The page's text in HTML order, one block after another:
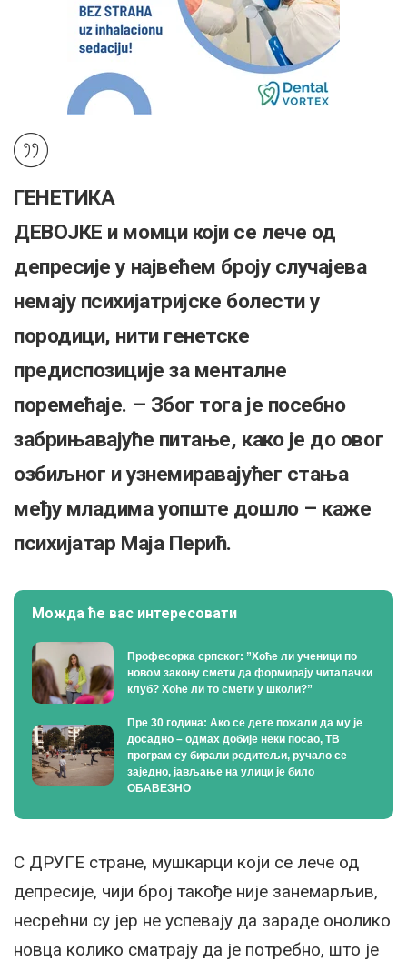
ГЕНЕТИКА
ДЕВОЈКЕ и момци који се лече од
депресије у највећем броју случајева
немају психијатријске болести у
породици, нити генетске
предиспозиције за менталне
поремећаје. – Због тога је посебно
забрињавајуће питање, како је до овог
озбиљног и узнемиравајућег стања
међу младима уопште дошло – каже
психијатар Маја Перић.
Можда ће вас интересовати
Професорка српског: ”Хоће ли ученици по
новом закону смети да формирају читалачки
клуб? Хоће ли то смети у школи?”
Пре 30 година: Ако се дете пожали да му је
досадно – одмах добије неки посао, ТВ
програм су бирали родитељи, ручало се
заједно, јављање на улици је било
ОБАВЕЗНО
С ДРУГЕ стране, мушкарци који се лече од
депресије, чији број такође није занемарљив,
несрећни су јер не успевају да зараде онолико
новца колико сматрају да је потребно, што је